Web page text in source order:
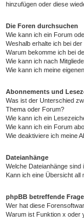
hinzufügen oder diese
Die Foren durchsuchen
Wie kann ich ein Forum
Weshalb erhalte ich bei
Warum bekomme ich bei
Wie kann ich nach
Wie kann ich meine
Abonnements und
Was ist der Unterschied
Thema oder Forum?
Wie kann ich ein
Wie kann ich ein Forum
Wie deaktiviere ich meine
Dateianhänge
Welche Dateianhänge
Kann ich eine Übersicht all
phpBB betreffende
Wer hat diese
Warum ist Funktion x oder